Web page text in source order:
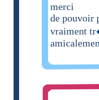
merci
de pouvoir
vraiment